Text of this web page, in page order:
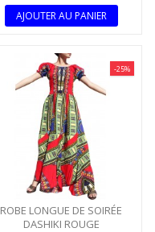
AJOUTER AU PANIER
-25%
ROBE LONGUE DE SOIRÉE
DASHIKI ROUGE